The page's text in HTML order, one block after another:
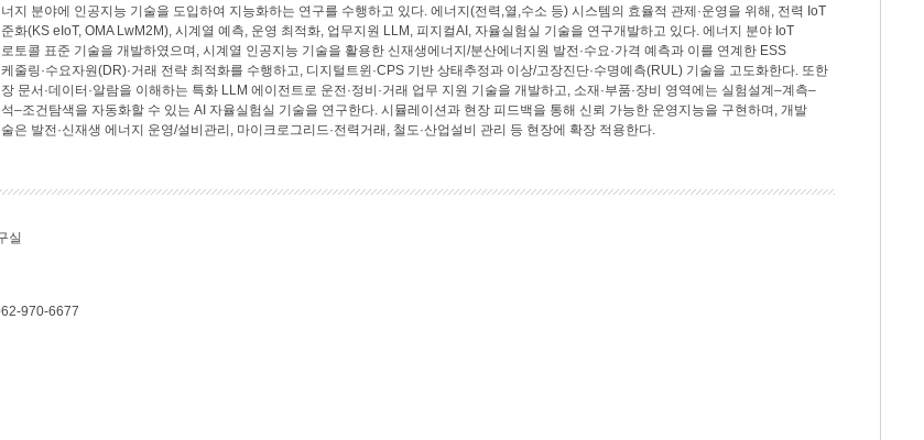
지 분야에 인공지능 기술을 도입하여 지능화하는 연구를 수행하고 있다. 에너지(전력,열,수소 등) 시스템의 효율적 관제·운영을 위해, 전력 IoT
화(KS eIoT, OMA LwM2M), 시계열 예측, 운영 최적화, 업무지원 LLM, 피지컬AI, 자율실험실 기술을 연구개발하고 있다. 에너지 분야 IoT
토콜 표준 기술을 개발하였으며, 시계열 인공지능 기술을 활용한 신재생에너지/분산에너지원 발전·수요·가격 예측과 이를 연계한 ESS
줄링·수요자원(DR)·거래 전략 최적화를 수행하고, 디지털트윈·CPS 기반 상태추정과 이상/고장진단·수명예측(RUL) 기술을 고도화한다. 또한
문서·데이터·알람을 이해하는 특화 LLM 에이전트로 운전·정비·거래 업무 지원 기술을 개발하고, 소재·부품·장비 영역에는 실험설계–계측–
–조건탐색을 자동화할 수 있는 AI 자율실험실 기술을 연구한다. 시뮬레이션과 현장 피드백을 통해 신뢰 가능한 운영지능을 구현하며, 개발
은 발전·신재생 에너지 운영/설비관리, 마이크로그리드·전력거래, 철도·산업설비 관리 등 현장에 확장 적용한다.
실
970-6677